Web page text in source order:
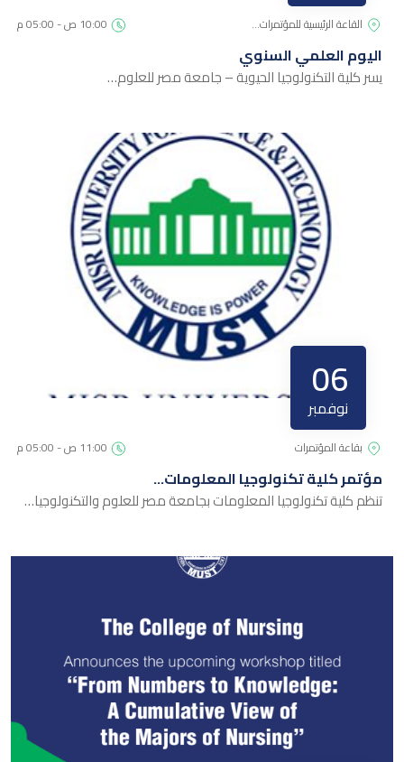
القاعة الرئيسية للمؤتمرات…
اليوم العلمي السنوي
يسر كلية التكنولوجيا الحيوية – جامعة مصر للعلوم…
06
نوفمبر
بقاعة المؤتمرات
مؤتمر كلية تكنولوجيا المعلومات…
تنظم كلية تكنولوجيا المعلومات بجامعة مصر للعلوم والتكنولوجيا…